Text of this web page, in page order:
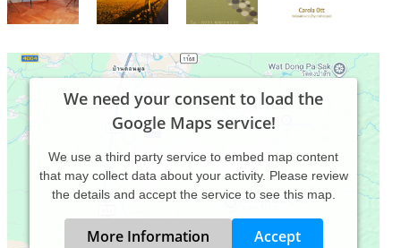
We need your consent to load the
Google Maps service!
We use a third party service to embed map content
that may collect data about your activity. Please review
the details and accept the service to see this map.
More Information Accept